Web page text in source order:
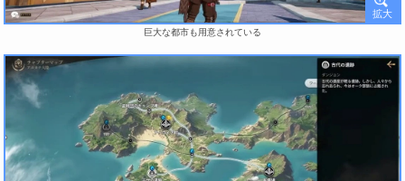
巨大な都市も用意されている